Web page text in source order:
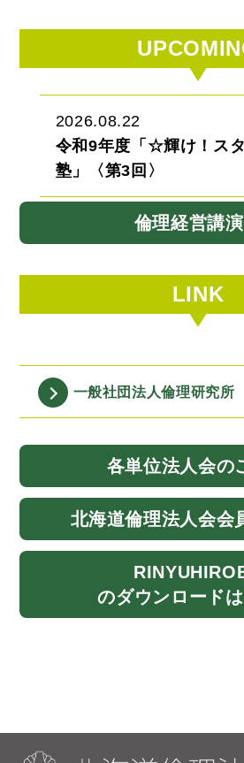
2026.08.22
令和9年度「☆輝け！ス
塾」〈第3回〉
倫理経営講
LINK
一般社団法人倫理研究所
各単位法人会の
北海道倫理法人会会
RINYU
のダウンロード